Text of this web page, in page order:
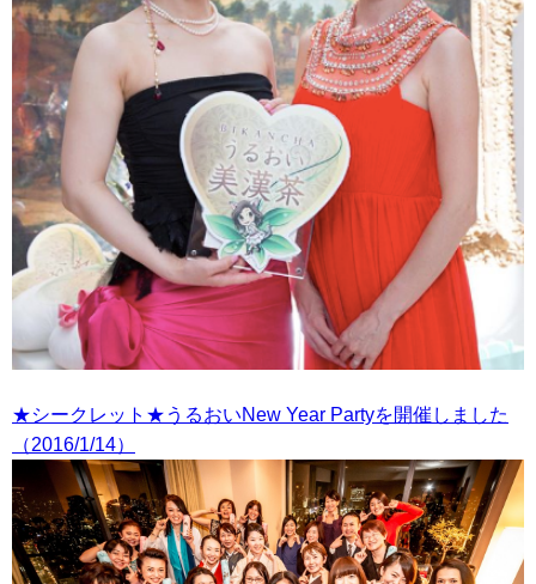
★シークレット★うるおいNew Year Partyを開催しました
（2016/1/14）